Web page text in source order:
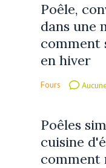
Poêle,
dans une
comment
en hiver
Fours
Poêles
cuisine
comment